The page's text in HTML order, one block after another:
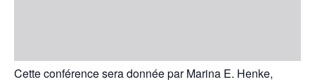
Cette conférence sera donnée par Marina E. Henke,